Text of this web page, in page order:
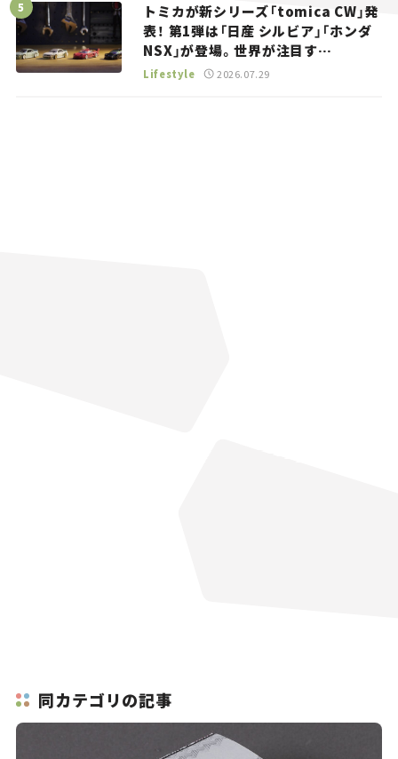
トミカが新シリーズ「tomica CW」発
表！ 第1弾は「日産 シルビア」「ホンダ
NSX」が登場。世界が注目す
る“JDM”に焦点【クルマとホビー】
Lifestyle 2026.07.29
同カテゴリの記事